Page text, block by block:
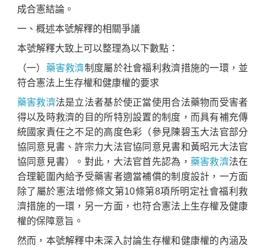
成合憲結論。
一、概述本號解釋的相關爭議
本號解釋大致上可以整理為以下數點：
（一） 藥害救濟制度屬於社會福利救濟措施的一環，並
符合憲法上生存權和健康權的要求
藥害救濟法是立法者基於使正當使用合法藥物而受害者
得以及時救濟的目的所特別設置的制度，而具有補充傳
統國家責任之不足的高度色彩（參見陳碧玉大法官部分
協同意見書、許宗力大法官協同意見書和黃昭元大法官
協同意見書）。對此，大法官首先認為， 藥害救濟法在
合理範圍內給予受藥害者適當補償的制度設計，一方面
除了屬於憲法增修條文第10條第8項所明定社會福利救
濟措施的一環，另一方面，也符合憲法上生存權及健康
權的保障意旨。
然而，本號解釋中未深入討論生存權和健康權的內涵及